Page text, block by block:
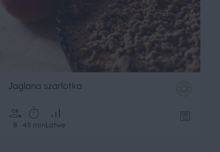
Jaglana szarlotka
8 45 minŁatwe